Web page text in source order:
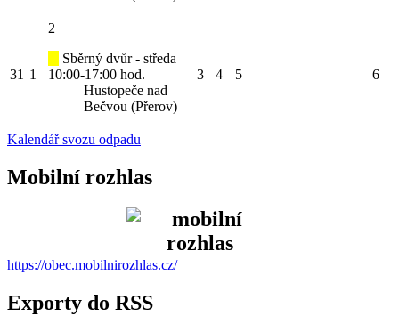
31 1
2
Sběrný dvůr - středa
10:00-17:00 hod.
Hustopeče nad
Bečvou (Přerov)
3 4 5 6
Kalendář svozu odpadu
Mobilní rozhlas
https://obec.mobilnirozhlas.cz/
Exporty do RSS